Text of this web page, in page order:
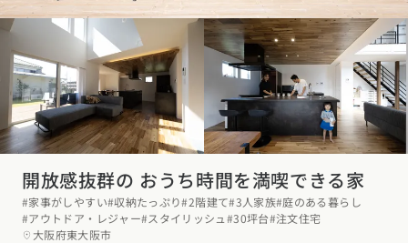
開放感抜群の おうち時間を満喫できる家
#家事がしやすい#収納たっぷり#2階建て#3人家族#庭のある暮らし
#アウトドア・レジャー#スタイリッシュ #30坪台#注文住宅
大阪府東大阪市